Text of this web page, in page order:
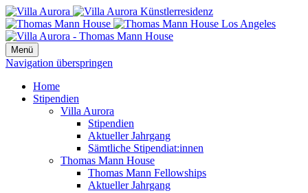
Menü
Navigation überspringen
Home
Stipendien
Villa Aurora
Stipendien
Aktueller Jahrgang
Sämtliche Stipendiat:innen
Thomas Mann House
Thomas Mann Fellowships
Aktueller Jahrgang